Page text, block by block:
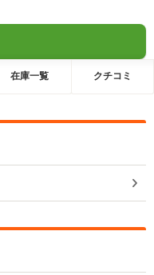
在庫一覧 クチコミ